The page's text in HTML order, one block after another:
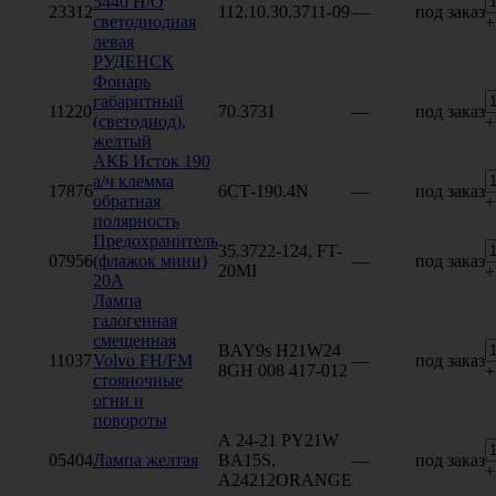
23312
светодиодная
левая
РУДЕНСК
112.10.30.3711-09— под заказ
+
11220
Фонарь
габаритный
(светодиод),
желтый
70.3731 — под заказ
+
17876
АКБ Исток 190
а/ч клемма
обратная
полярность
6СТ-190.4N — под заказ
+
07956
Предохранитель
(флажок мини)
20А
35.3722-124, FT-
20MI
— под заказ
+
11037
Лампа
галогенная
смещенная
Volvo FH/FM
стояночные
огни и
повороты
BAY9s H21W24
8GH 008 417-012
— под заказ
+
05404Лампа желтая
А 24-21 PY21W
BA15S,
A24212ORANGE
— под заказ
+